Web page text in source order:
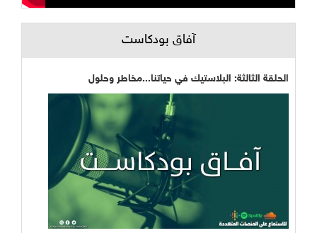
آفاق بودكاست
الحلقة الثالثة: البلاستيك في حياتنا...مخاطر وحلول